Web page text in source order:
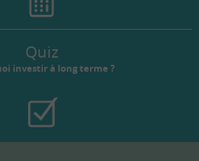
Quiz
investir à long terme ?